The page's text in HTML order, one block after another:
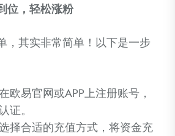
位，轻松涨粉
，其实非常简单！以下是一步
在欧易官网或APP上注册账号，
证。
选择合适的充值方式，将资金充